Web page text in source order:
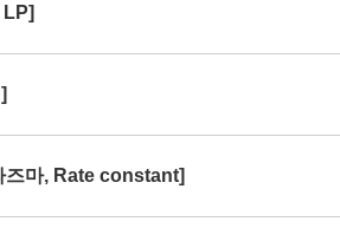
즈마, Rate constant]